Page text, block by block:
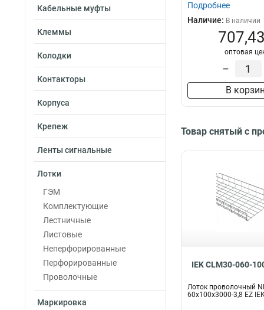
Кабельные муфты
Клеммы
Колодки
Контакторы
Корпуса
Крепеж
Ленты сигнальные
Лотки
ГЭМ
Комплектующие
Лестничные
Листовые
Неперфорированные
Перфорированные
Проволочные
Маркировка
Подробнее
Наличие: В наличии
оптовая
–
В
Товар снятый с
IEK CLM30-060-
Лоток проволочный
60х100х3000-3,8 EZ